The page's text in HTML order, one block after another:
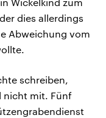
Wickelkind zum
dies allerdings
Abweichung vom
schreiben,
nicht mit. Fünf